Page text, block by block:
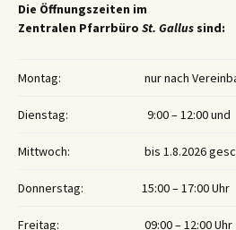
Die Öffnungszeiten im
Zentralen Pfarrbüro St. Gallus sind:
Montag: nur nach
Dienstag: 9:00 – 12:00 und
Mittwoch: bis 1.8.2026
Donnerstag: 15:00 – 17:00 Uhr
Freitag: 09:00 – 12:00 Uhr